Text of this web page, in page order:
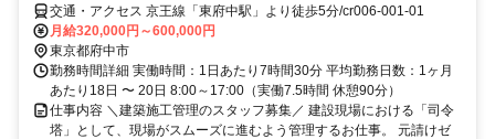
交通・アクセス 京王線「東府中駅」より徒歩5分/cr006-001-01
月給320,000円～600,000円
東京都府中市
勤務時間詳細 実働時間：1日あたり7時間30分 平均勤務日数：1ヶ月
あたり18日 〜 20日 8:00～17:00（実働7.5時間 休憩90分）
仕事内容 ＼建築施工管理のスタッフ募集／ 建設現場における「司令
塔」として、現場がスムーズに進むよう管理するお仕事。 元請けゼ